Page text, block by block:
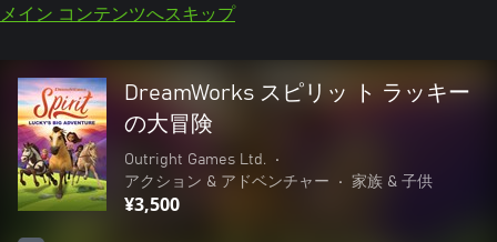
メイン コンテンツへスキップ
DreamWorks スピリッ ト ラッキー
の大冒険
Outright Games Ltd.
•
アクション & アドベンチャー
• 家族 & 子供
¥3,500